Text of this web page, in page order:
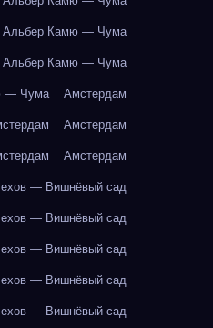
Альбер Камю — Чума
Альбер Камю — Чума
— Чума Амстердам
Амстердам
Амстердам
— Вишнёвый сад
— Вишнёвый сад
— Вишнёвый сад
— Вишнёвый сад
— Вишнёвый сад